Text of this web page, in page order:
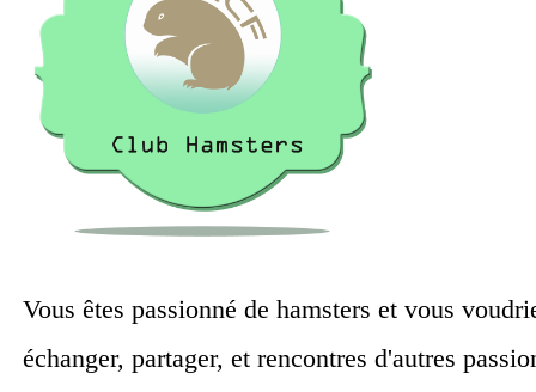
Vous êtes passionné de hamsters et vous
échanger, partager, et rencontres d'autres